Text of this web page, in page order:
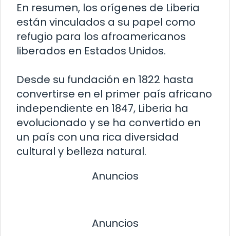
En resumen, los orígenes de Liberia
están vinculados a su papel como
refugio para los afroamericanos
liberados en Estados Unidos.
Desde su fundación en 1822 hasta
convertirse en el primer país africano
independiente en 1847, Liberia ha
evolucionado y se ha convertido en
un país con una rica diversidad
cultural y belleza natural.
Anuncios
Anuncios